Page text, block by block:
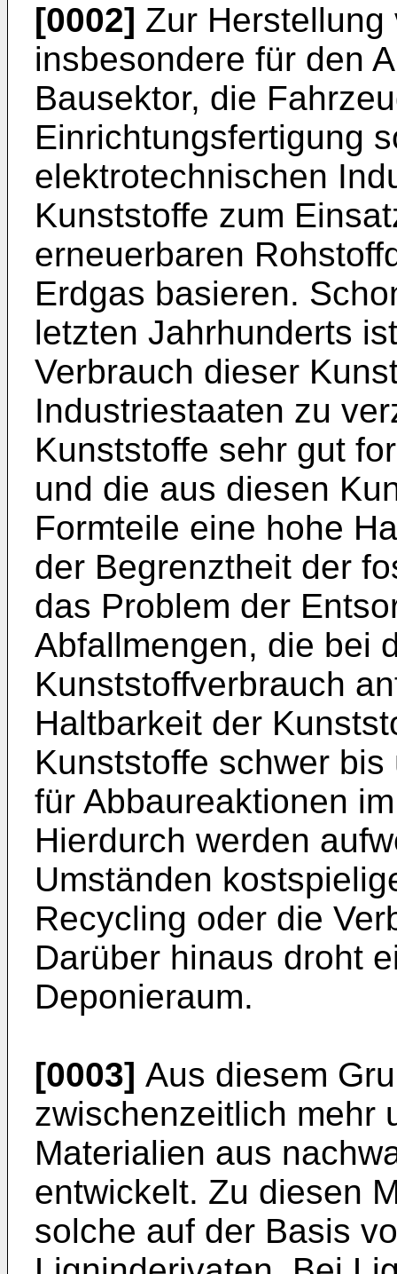
[0002] Zur
insbesondere für den
Bausektor, die
Einrichtungsfertigung
elektrotechnischen
Kunststoffe zum
erneuerbaren
Erdgas basieren.
letzten Jahrhunderts
Verbrauch dieser
Industriestaaten zu
Kunststoffe sehr gut
und die aus diesen
Formteile eine hohe
der Begrenztheit der
das Problem der
Abfallmengen, die bei
Kunststoffverbrauch
Haltbarkeit der
Kunststoffe schwer
für Abbaureaktionen
Hierdurch werden
Umständen
Recycling oder die
Darüber hinaus droht
Deponieraum.
[0003] Aus diesem
zwischenzeitlich mehr
Materialien aus
entwickelt. Zu diesen
solche auf der Basis